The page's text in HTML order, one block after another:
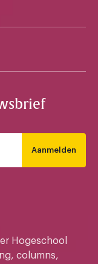
Aanmelden
Hogeschool
columns,